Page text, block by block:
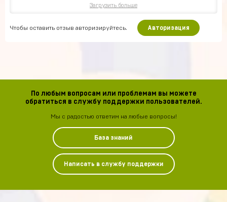
Загрузить больше
Чтобы оставить отзыв авторизируйтесь. Авторизация
По любым вопросам или проблемам вы можете
обратиться в службу поддержки пользователей.
Мы с радостью ответим на любые вопросы!
База знаний
Написать в службу поддержки